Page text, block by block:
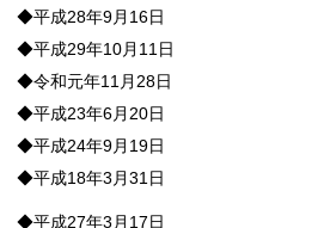
◆平成28年9月16日
◆平成29年10月11日
◆令和元年11月28日
◆平成23年6月20日
◆平成24年9月19日
◆平成18年3月31日
◆平成27年3月17日